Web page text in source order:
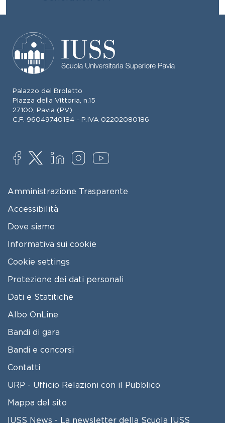
Palazzo del Broletto
Piazza della Vittoria, n.15
27100, Pavia (PV)
C.F. 96049740184 - P.IVA 02202080186
SOCIAL
FOOTER MENU
Amministrazione Trasparente
Accessibilità
Dove siamo
Informativa sui cookie
Cookie settings
Protezione dei dati personali
Dati e Statitiche
FOOTER 2
Albo OnLine
Bandi di gara
Bandi e concorsi
Contatti
URP - Ufficio Relazioni con il Pubblico
Mappa del sito
IUSS News - La newsletter della Scuola IUSS